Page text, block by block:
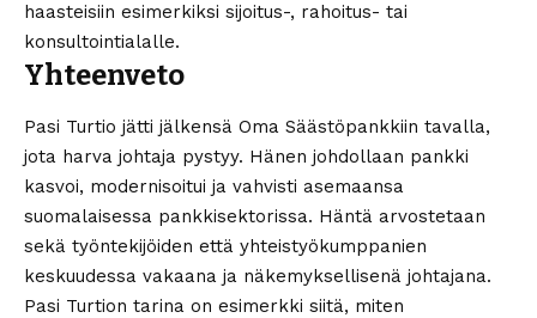
haasteisiin esimerkiksi sijoitus-, rahoitus- tai
konsultointialalle.
Yhteenveto
Pasi Turtio jätti jälkensä Oma Säästöpankkiin tavalla,
jota harva johtaja pystyy. Hänen johdollaan pankki
kasvoi, modernisoitui ja vahvisti asemaansa
suomalaisessa pankkisektorissa. Häntä arvostetaan
sekä työntekijöiden että yhteistyökumppanien
keskuudessa vakaana ja näkemyksellisenä johtajana.
Pasi Turtion tarina on esimerkki siitä, miten